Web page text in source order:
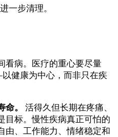
一步清理。
看病。医疗的重心要尽量
健康为中心，而非只在疾
。
活得久但长期在疼痛、
目标。慢性疾病真正可怕的
由、工作能力、情绪稳定和